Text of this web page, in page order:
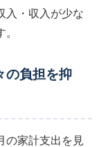
入・収入が少な
の負担を抑
の家計支出を見